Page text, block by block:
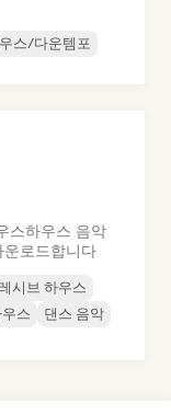
스/다운템포
스하우스 음악
로드합니다
시브 하우스
스
댄스 음악